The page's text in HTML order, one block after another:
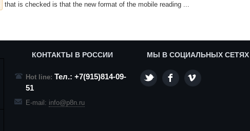
that is checked is that the new format of the mobile reading ...
КОНТАКТЫ В РОССИИ
Hot line: Тел.: +7(915)814-09-
51
E-mail: info@p8n.ru
МЫ В СОЦИАЛЬНЫХ СЕТЯХ